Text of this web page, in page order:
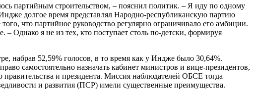
партийным строительством, – пояснил политик. – Я иду по одному
долгое время представлял Народно-республиканскую партию
что партийное руководство регулярно ограничивало его амбиции.
Однако я не из тех, кто поступает столь по-детски, формируя
набрав 52,59% голосов, в то время как у Индже было 30,64%.
самостоятельно назначать кабинет министров и вице-президентов,
правительства и президента. Миссия наблюдателей ОБСЕ тогда
и развития (ПСР) имели существенные преимущества.